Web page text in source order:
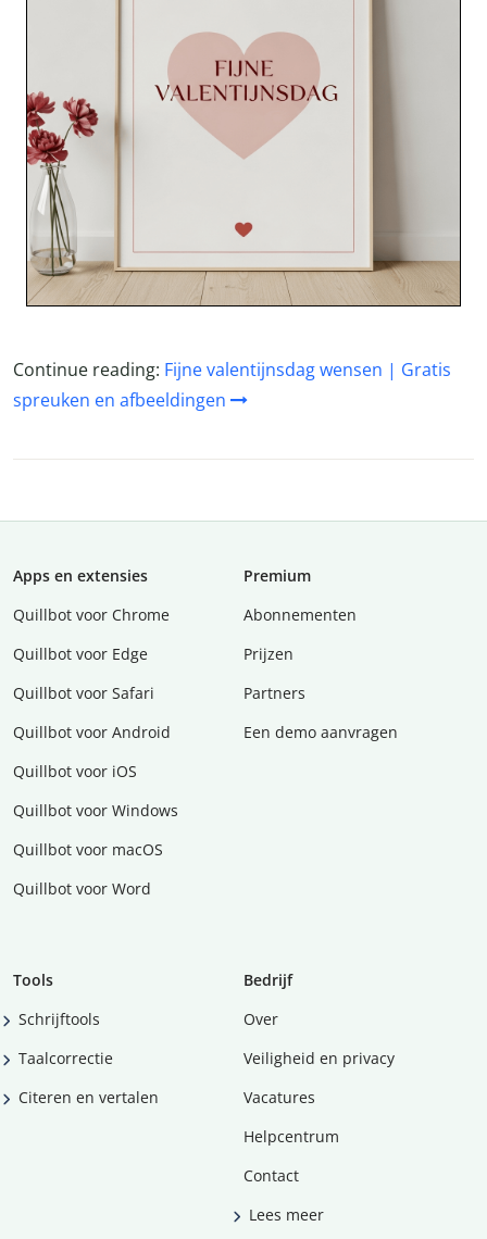
Continue reading: Fijne valentijnsdag wensen | Gratis
spreuken en afbeeldingen
Apps en extensies
Quillbot voor Chrome
Quillbot voor Edge
Quillbot voor Safari
Quillbot voor Android
Quillbot voor iOS
Quillbot voor Windows
Quillbot voor macOS
Quillbot voor Word
Premium
Abonnementen
Prijzen
Partners
Een demo aanvragen
Tools
Schrijftools
Taalcorrectie
Citeren en vertalen
Bedrijf
Over
Veiligheid en privacy
Vacatures
Helpcentrum
Contact
Lees meer